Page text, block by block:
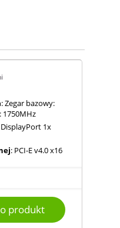
: Zegar bazowy:
1750MHz
DisplayPort 1x
: PCI-E v4.0 x16
produkt